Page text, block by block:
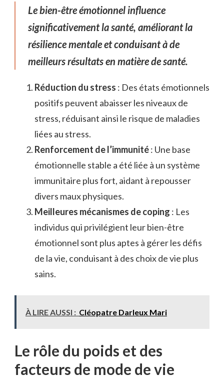
Le bien-être émotionnel influence
significativement la santé, améliorant la
résilience mentale et conduisant à de
meilleurs résultats en matière de santé.
Réduction du stress : Des états émotionnels
positifs peuvent abaisser les niveaux de
stress, réduisant ainsi le risque de maladies
liées au stress.
Renforcement de l’immunité: Une base
émotionnelle stable a été liée à un système
immunitaire plus fort, aidant à repousser
divers maux physiques.
Meilleures mécanismes de coping : Les
individus qui privilégient leur bien-être
émotionnel sont plus aptes à gérer les défis
de la vie, conduisant à des choix de vie plus
sains.
À LIRE AUSSI : Cléopatre Darleux Mari
Le rôle du poids et des
facteurs de mode de vie